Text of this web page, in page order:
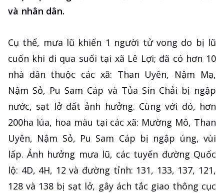
và nhân dân.
Cụ thể, mưa lũ khiến 1 người tử vong do bị lũ
cuốn khi đi qua suối tại xã Lê Lợi; đã có hơn 10
nhà dân thuộc các xã: Than Uyên, Nậm Mạ,
Nậm Sỏ, Pu Sam Cáp và Tủa Sín Chải bị ngập
nước, sạt lở đất ảnh hưởng. Cùng với đó, hơn
200ha lúa, hoa màu tại các xã: Mường Mô, Than
Uyên, Nậm Sỏ, Pu Sam Cáp bị ngập úng, vùi
lấp. Ảnh hưởng mưa lũ, các tuyến đường Quốc
lộ: 4D, 4H, 12 và đường tỉnh: 131, 133, 137, 121,
128 và 138 bị sạt lở, gây ách tắc giao thông cục